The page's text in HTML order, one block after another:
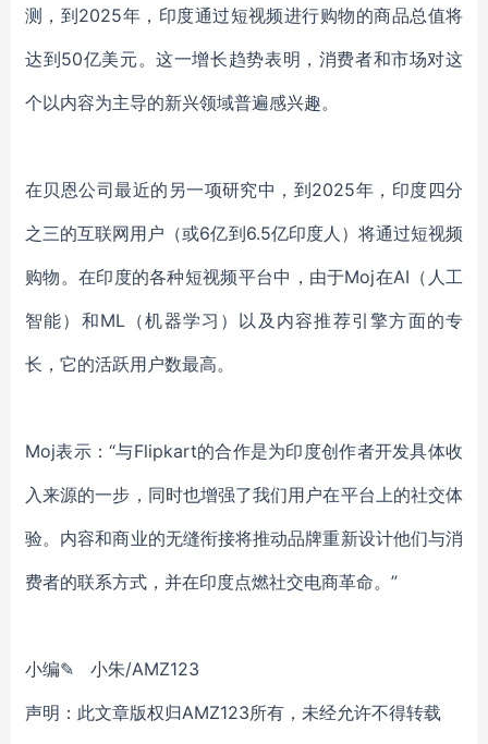
测，到2025年，印度通过短视频进行购物的商品总值将
达到50亿美元。这一增长趋势表明，消费者和市场对这
个以内容为主导的新兴领域普遍感兴趣。
在贝恩公司最近的另一项研究中，到2025年，印度四分
之三的互联网用户（或6亿到6.5亿印度人）将通过短视频
购物。在印度的各种短视频平台中，由于Moj在AI（人工
智能）和ML（机器学习）以及内容推荐引擎方面的专
长，它的活跃用户数最高。
Moj表示：“与Flipkart的合作是为印度创作者开发具体收
入来源的一步，同时也增强了我们用户在平台上的社交体
验。内容和商业的无缝衔接将推动品牌重新设计他们与消
费者的联系方式，并在印度点燃社交电商革命。”
小编✎ 小朱/AMZ123
声明：此文章版权归AMZ123所有，未经允许不得转载